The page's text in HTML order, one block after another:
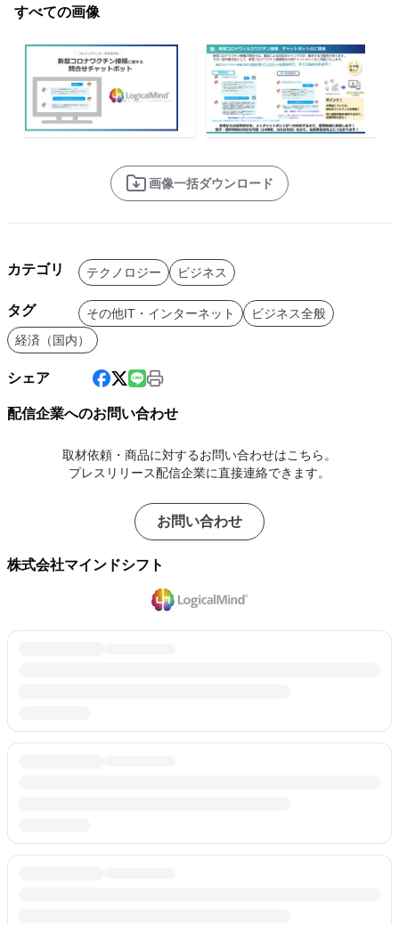
すべての画像
画像一括ダウンロード
カテゴリ テクノロジー ビジネス
タグ その他IT・インターネット
ビジネス全般
経済（国内）
シェア
配信企業へのお問い合わせ
取材依頼・商品に対するお問い合わせはこちら。
プレスリリース配信企業に直接連絡できます。
お問い合わせ
株式会社マインドシフト